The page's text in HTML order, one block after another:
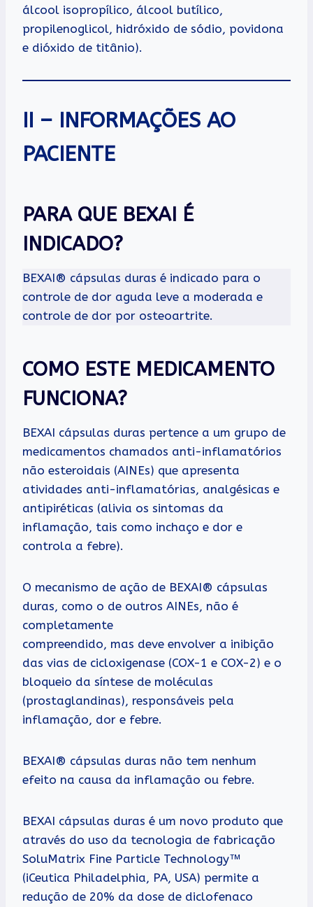
álcool isopropílico, álcool butílico,
propilenoglicol, hidróxido de sódio, povidona
e dióxido de titânio).
II – INFORMAÇÕES AO
PACIENTE
PARA QUE BEXAI É
INDICADO?
BEXAI® cápsulas duras é indicado para o
controle de dor aguda leve a moderada e
controle de dor por osteoartrite.
COMO ESTE MEDICAMENTO
FUNCIONA?
BEXAI cápsulas duras pertence a um grupo de
medicamentos chamados anti-inflamatórios
não esteroidais (AINEs) que apresenta
atividades anti-inflamatórias, analgésicas e
antipiréticas (alivia os sintomas da
inflamação, tais como inchaço e dor e
controla a febre).
O mecanismo de ação de BEXAI® cápsulas
duras, como o de outros AINEs, não é
completamente
compreendido, mas deve envolver a inibição
das vias de cicloxigenase (COX-1 e COX-2) e o
bloqueio da síntese de moléculas
(prostaglandinas), responsáveis pela
inflamação, dor e febre.
BEXAI® cápsulas duras não tem nenhum
efeito na causa da inflamação ou febre.
BEXAI cápsulas duras é um novo produto que
através do uso da tecnologia de fabricação
SoluMatrix Fine Particle Technology™
(iCeutica Philadelphia, PA, USA) permite a
redução de 20% da dose de diclofenaco